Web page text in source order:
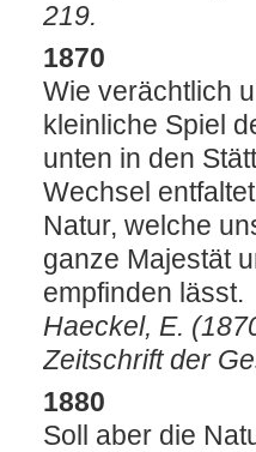
219.
1870
Wie verächtlich
kleinliche Spiel
unten in den
Wechsel
Natur, welche
ganze Majestät
empfinden lässt.
Haeckel, E.
Zeitschrift der
1880
Soll aber die